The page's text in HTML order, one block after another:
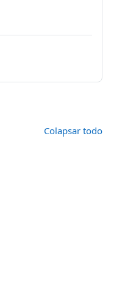
Colapsar todo